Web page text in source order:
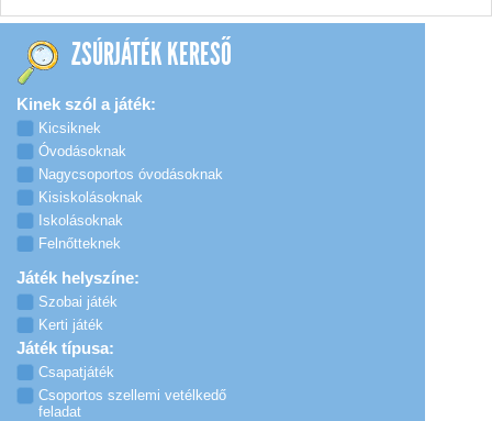
ZSÚRJÁTÉK KERESŐ
Kinek szól a játék:
Kicsiknek
Óvodásoknak
Nagycsoportos óvodásoknak
Kisiskolásoknak
Iskolásoknak
Felnőtteknek
Játék helyszíne:
Szobai játék
Kerti játék
Játék típusa:
Csapatjáték
Csoportos szellemi vetélkedő
feladat